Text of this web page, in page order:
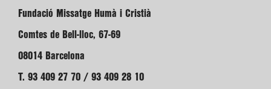
Fundació Missatge Humà i Cristià
Comtes de Bell-lloc, 67-69
08014 Barcelona
T. 93 409 27 70 / 93 409 28 10